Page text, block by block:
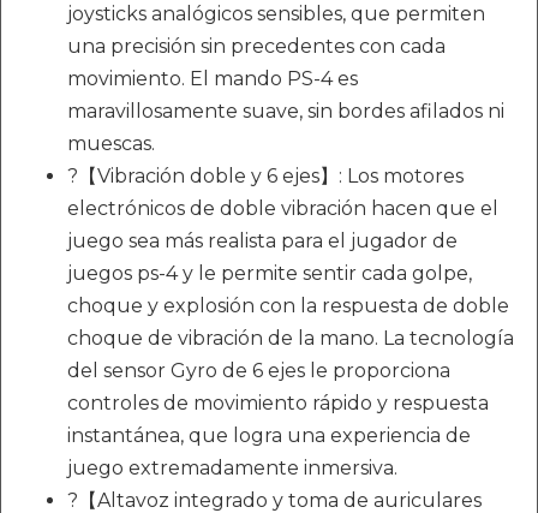
joysticks analógicos sensibles, que permiten
una precisión sin precedentes con cada
movimiento. El mando PS-4 es
maravillosamente suave, sin bordes afilados ni
muescas.
?【Vibración doble y 6 ejes】: Los motores
electrónicos de doble vibración hacen que el
juego sea más realista para el jugador de
juegos ps-4 y le permite sentir cada golpe,
choque y explosión con la respuesta de doble
choque de vibración de la mano. La tecnología
del sensor Gyro de 6 ejes le proporciona
controles de movimiento rápido y respuesta
instantánea, que logra una experiencia de
juego extremadamente inmersiva.
?【Altavoz integrado y toma de auriculares